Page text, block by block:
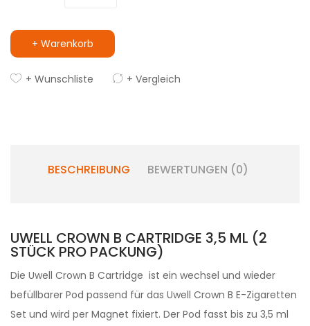
+ Warenkorb
+ Wunschliste + Vergleich
BESCHREIBUNG BEWERTUNGEN (0)
UWELL CROWN B CARTRIDGE 3,5 ML (2
STÜCK PRO PACKUNG)
Die Uwell Crown B Cartridge ist ein wechsel und wieder
befüllbarer Pod passend für das Uwell Crown B E-Zigaretten
Set und wird per Magnet fixiert. Der Pod fasst bis zu 3,5 ml